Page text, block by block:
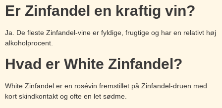
Er Zinfandel en kraftig vin?
Ja. De fleste Zinfandel-vine er fyldige, frugtige og har en relativt høj
alkoholprocent.
Hvad er White Zinfandel?
White Zinfandel er en rosévin fremstillet på Zinfandel-druen med
kort skindkontakt og ofte en let sødme.